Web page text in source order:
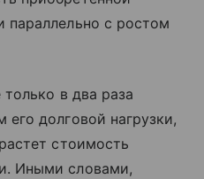
параллельно с ростом
в два раза
его долговой нагрузки,
стоимость
Иными словами,